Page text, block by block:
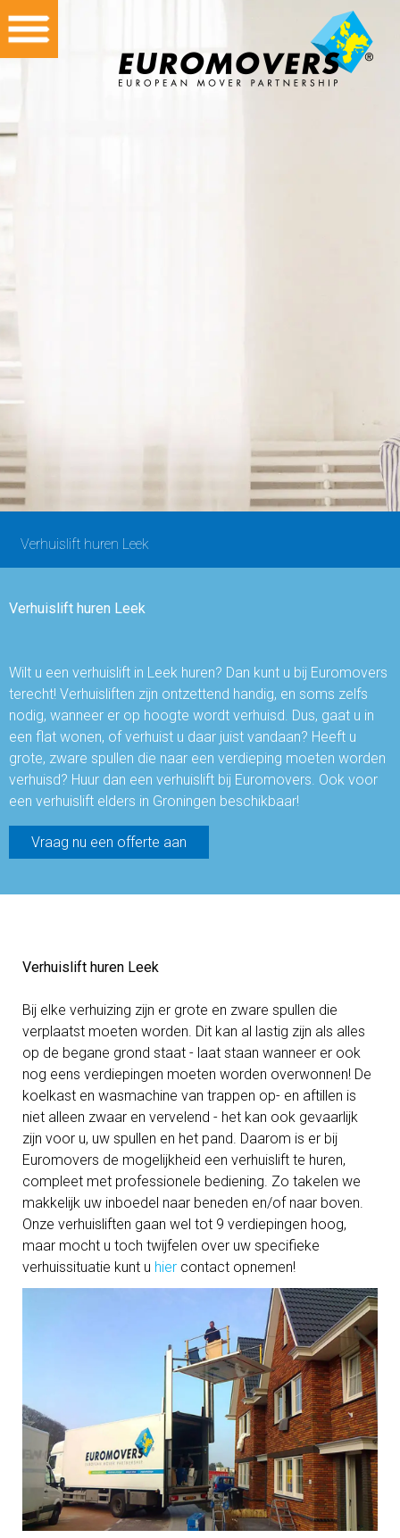
Home
Contact
Verhuislift huren Leek
Verhuislift huren Leek
Wilt u een verhuislift in Leek huren? Dan kunt u bij Euromovers
terecht! Verhuisliften zijn ontzettend handig, en soms zelfs
nodig, wanneer er op hoogte wordt verhuisd. Dus, gaat u in
een flat wonen, of verhuist u daar juist vandaan? Heeft u
grote, zware spullen die naar een verdieping moeten worden
verhuisd? Huur dan een verhuislift bij Euromovers. Ook voor
een verhuislift elders in Groningen beschikbaar!
Vraag nu een offerte aan
Verhuislift huren Leek
Bij elke verhuizing zijn er grote en zware spullen die
verplaatst moeten worden. Dit kan al lastig zijn als alles
op de begane grond staat - laat staan wanneer er ook
nog eens verdiepingen moeten worden overwonnen! De
koelkast en wasmachine van trappen op- en aftillen is
niet alleen zwaar en vervelend - het kan ook gevaarlijk
zijn voor u, uw spullen en het pand. Daarom is er bij
Euromovers de mogelijkheid een verhuislift te huren,
compleet met professionele bediening. Zo takelen we
makkelijk uw inboedel naar beneden en/of naar boven.
Onze verhuisliften gaan wel tot 9 verdiepingen hoog,
maar mocht u toch twijfelen over uw specifieke
verhuissituatie kunt u hier contact opnemen!